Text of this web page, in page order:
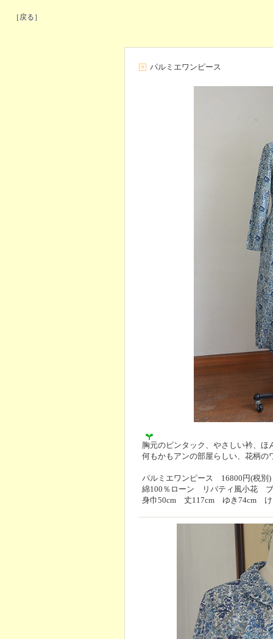
［戻る］
パルミエワンピース
胸元のピンタック、やさしい衿、ほ
何もかもアンの部屋らしい、花柄の
パルミエワンピース 16800円(税別)
綿100％ローン リバティ風小花
身巾50cm 丈117cm ゆき74cm け